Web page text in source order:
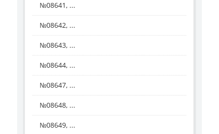
№08641, ...
№08642, ...
№08643, ...
№08644, ...
№08647, ...
№08648, ...
№08649, ...